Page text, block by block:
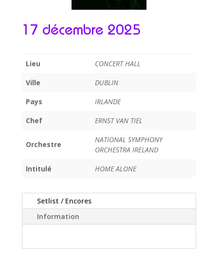
17 décembre 2025
Lieu CONCERT HALL
Ville DUBLIN
Pays IRLANDE
Chef ERNST VAN TIEL
Orchestre
NATIONAL SYMPHONY
ORCHESTRA IRELAND
Intitulé HOME ALONE
Setlist / Encores
Information